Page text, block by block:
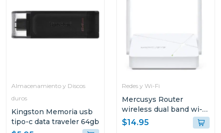
Almacenamiento y Discos
duros
Kingston Memoria usb
tipo-c data traveler 64gb
Redes y Wi-Fi
Mercusys Router
wireless dual band wi-fi
ac750
$14.95